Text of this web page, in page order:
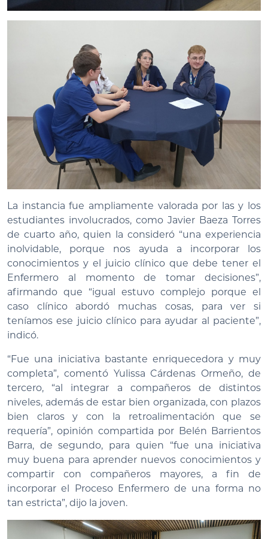
La instancia fue ampliamente valorada por las y los
estudiantes involucrados, como Javier Baeza Torres
de cuarto año, quien la consideró “una experiencia
inolvidable, porque nos ayuda a incorporar los
conocimientos y el juicio clínico que debe tener el
Enfermero al momento de tomar decisiones”,
afirmando que “igual estuvo complejo porque el
caso clínico abordó muchas cosas, para ver si
teníamos ese juicio clínico para ayudar al paciente”,
indicó.
“Fue una iniciativa bastante enriquecedora y muy
completa”, comentó Yulissa Cárdenas Ormeño, de
tercero, “al integrar a compañeros de distintos
niveles, además de estar bien organizada, con plazos
bien claros y con la retroalimentación que se
requería”, opinión compartida por Belén Barrientos
Barra, de segundo, para quien “fue una iniciativa
muy buena para aprender nuevos conocimientos y
compartir con compañeros mayores, a fin de
incorporar el Proceso Enfermero de una forma no
tan estricta”, dijo la joven.